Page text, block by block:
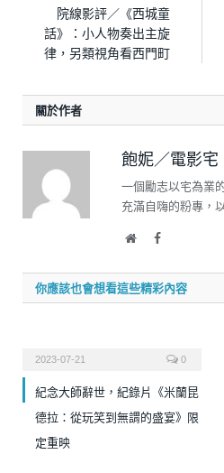
院線影評／《西城童
話》：小人物奏出主旋
律，另類視角看西門町
關於作者
飽妮／電影宅
一個勵志以宅為業
充滿自嗨的粉專，
WebsiteFacebook
你應該也會想看這些精彩內容
2023-07-21 0
紀念大師辭世，紀錄片《米蘭昆
德拉：從玩笑到無謂的盛宴》限
定重映